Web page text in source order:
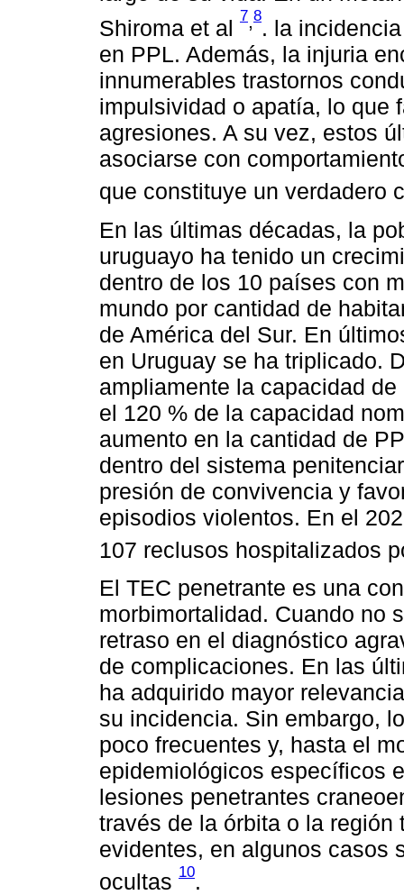
Shiroma et al
7,8
. la
en PPL. Además, la injuria
innumerables trastornos
impulsividad o apatía, lo que
agresiones. A su vez, estos
asociarse con
que constituye un verdadero
En las últimas décadas, la
uruguayo ha tenido un
dentro de los 10 países con
mundo por cantidad de
de América del Sur. En
en Uruguay se ha triplicado.
ampliamente la capacidad
el 120 % de la capacidad
aumento en la cantidad de
dentro del sistema
presión de convivencia y
episodios violentos. En el
107 reclusos hospitalizados
El TEC penetrante es una
morbimortalidad. Cuando no
retraso en el diagnóstico
de complicaciones. En las
ha adquirido mayor
su incidencia. Sin embargo,
poco frecuentes y, hasta el
epidemiológicos específicos
lesiones penetrantes
través de la órbita o la
evidentes, en algunos casos
ocultas 10.